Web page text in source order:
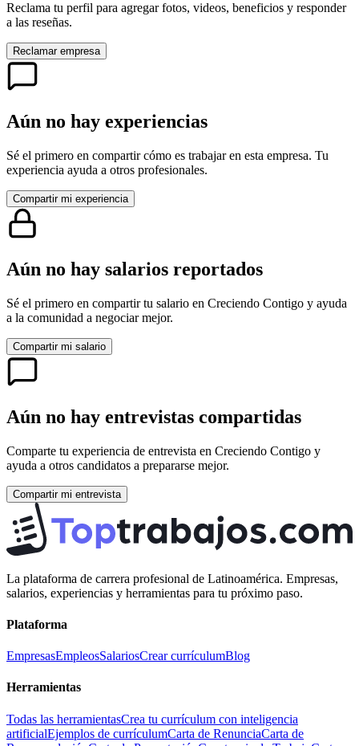
Reclama tu perfil para agregar fotos, videos, beneficios y responder
a las reseñas.
Reclamar empresa
Aún no hay experiencias
Sé el primero en compartir cómo es trabajar en esta empresa. Tu
experiencia ayuda a otros profesionales.
Compartir mi experiencia
Aún no hay salarios reportados
Sé el primero en compartir tu salario en Creciendo Contigo y ayuda
a la comunidad a negociar mejor.
Compartir mi salario
Aún no hay entrevistas compartidas
Comparte tu experiencia de entrevista en Creciendo Contigo y
ayuda a otros candidatos a prepararse mejor.
Compartir mi entrevista
La plataforma de carrera profesional de Latinoamérica. Empresas,
salarios, experiencias y herramientas para tu próximo paso.
Plataforma
EmpresasEmpleosSalariosCrear currículumBlog
Herramientas
Todas las herramientasCrea tu currículum con inteligencia
artificialEjemplos de currículumCarta de RenunciaCarta de